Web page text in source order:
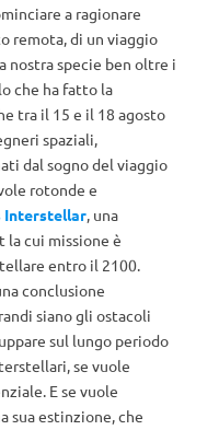
a ragionare
remota, di un viaggio
nostra specie ben oltre i
che ha fatto la
tra il 15 e il 18 agosto
spaziali,
dal sogno del viaggio
rotonde e
Interstellar, una
la cui missione è
entro il 2100.
conclusione
siano gli ostacoli
sul lungo periodo
se vuole
E se vuole
sua estinzione, che